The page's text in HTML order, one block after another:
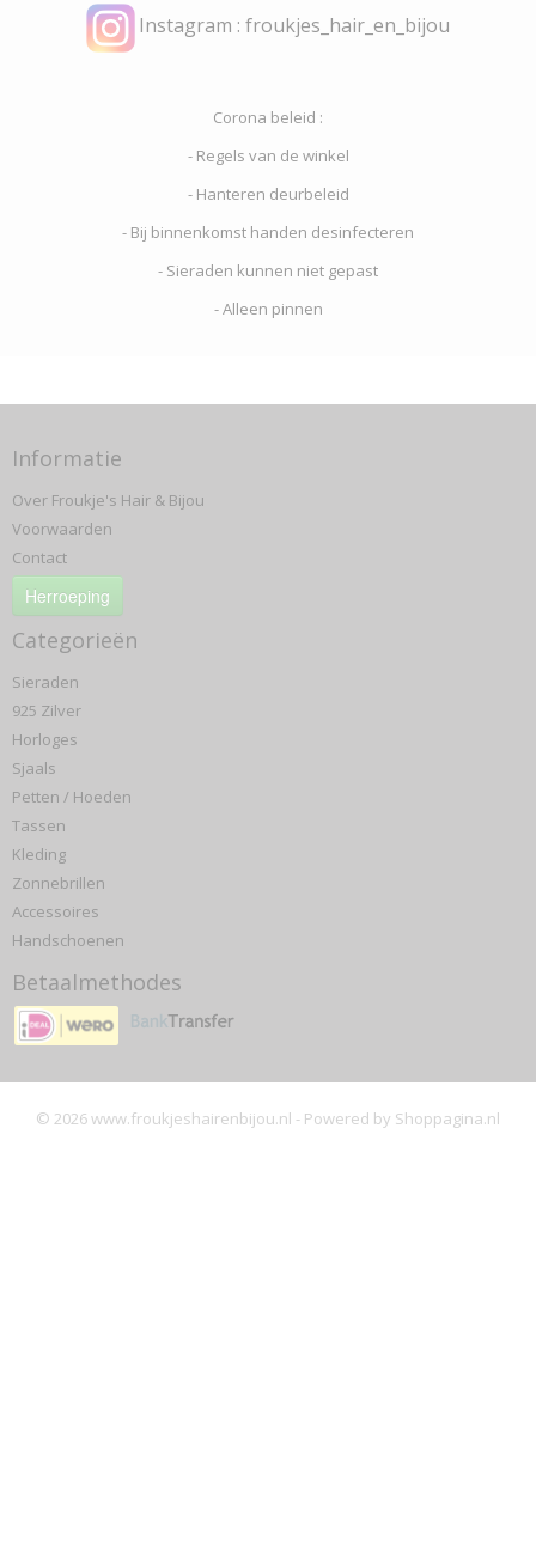
Instagram : froukjes_hair_en_bijou
Corona beleid :
- Regels van de winkel
- Hanteren deurbeleid
- Bij binnenkomst handen desinfecteren
- Sieraden kunnen niet gepast
- Alleen pinnen
Informatie
Over Froukje's Hair & Bijou
Voorwaarden
Contact
Herroeping
Categorieën
Sieraden
925 Zilver
Horloges
Sjaals
Petten / Hoeden
Tassen
Kleding
Zonnebrillen
Accessoires
Handschoenen
Betaalmethodes
© 2026 www.froukjeshairenbijou.nl - Powered by Shoppagina.nl